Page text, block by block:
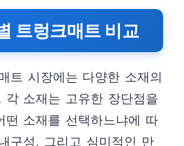
트렁크매트 비교
트 시장에는 다양한 소재의
각 소재는 고유한 장단점을
떤 소재를 선택하느냐에 따
구성, 그리고 심미적인 만